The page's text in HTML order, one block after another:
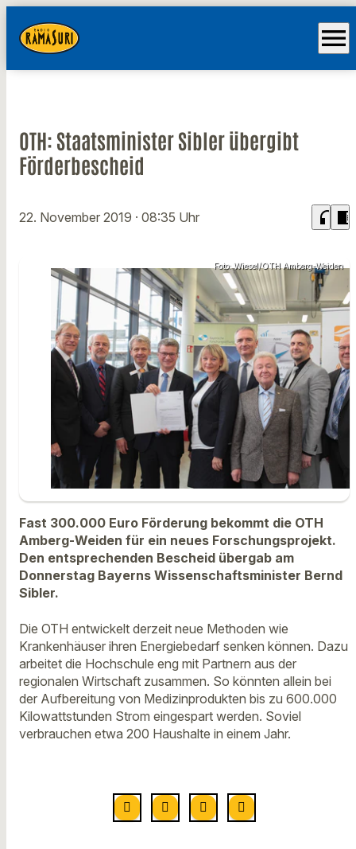
menu
OTH: Staatsminister Sibler übergibt
Förderbescheid
22. November 2019 · 08:35 Uhr headphones chrome_reader_mode
Foto: Wiesel/OTH Amberg-Weiden
Fast 300.000 Euro Förderung bekommt die OTH
Amberg-Weiden für ein neues Forschungsprojekt.
Den entsprechenden Bescheid übergab am
Donnerstag Bayerns Wissenschaftsminister Bernd
Sibler.
Die OTH entwickelt derzeit neue Methoden wie
Krankenhäuser ihren Energiebedarf senken können. Dazu
arbeitet die Hochschule eng mit Partnern aus der
regionalen Wirtschaft zusammen. So könnten allein bei
der Aufbereitung von Medizinprodukten bis zu 600.000
Kilowattstunden Strom eingespart werden. Soviel
verbrauchen etwa 200 Haushalte in einem Jahr.